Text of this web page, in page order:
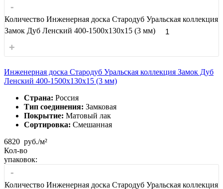
-
Количество Инженерная доска Стародуб Уральская коллекция
Замок Дуб Ленский 400-1500x130x15 (3 мм)
+
Инженерная доска Стародуб Уральская коллекция Замок Дуб
Ленский 400-1500x130x15 (3 мм)
Страна: Россия
Тип соединения: Замковая
Покрытие: Матовый лак
Сортировка: Смешанная
6820 руб./м²
Кол-во
упаковок:
-
Количество Инженерная доска Стародуб Уральская коллекция